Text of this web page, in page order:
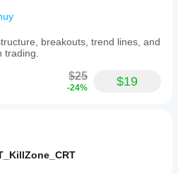
breakouts, trend lines, and
$25
-24% $19